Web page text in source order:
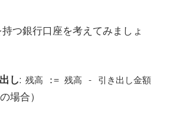
つ銀行口座を考えてみましょ
し: 残高 := 残高 - 引き出し金額
場合）